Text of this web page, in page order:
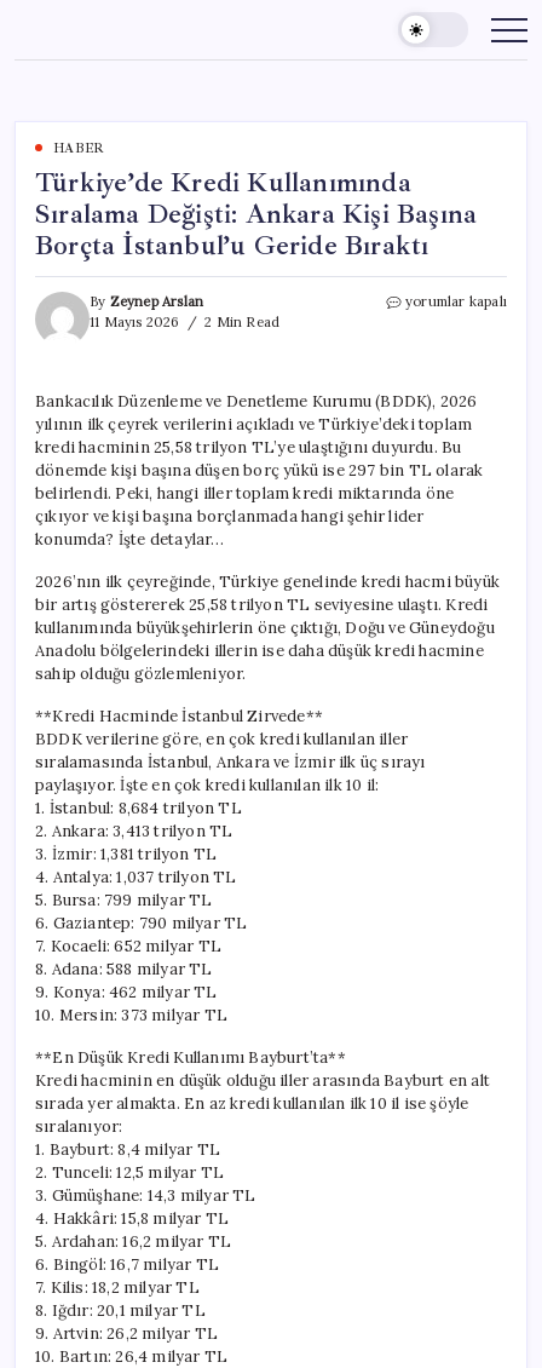
content
HABER
Türkiye’de Kredi Kullanımında
Sıralama Değişti: Ankara Kişi Başına
Borçta İstanbul’u Geride Bıraktı
By Zeynep Arslan
11 Mayıs 2026
2 Min Read
Türkiye’de
Ankara
Kişi
Başına
Borçta
İstanbul’u
Geride
Bıraktı
yorumlar kapalı
Bankacılık Düzenleme ve Denetleme Kurumu (BDDK), 2026
yılının ilk çeyrek verilerini açıkladı ve Türkiye’deki toplam
kredi hacminin 25,58 trilyon TL’ye ulaştığını duyurdu. Bu
dönemde kişi başına düşen borç yükü ise 297 bin TL olarak
belirlendi. Peki, hangi iller toplam kredi miktarında öne
çıkıyor ve kişi başına borçlanmada hangi şehir lider
konumda? İşte detaylar…
2026’nın ilk çeyreğinde, Türkiye genelinde kredi hacmi büyük
bir artış göstererek 25,58 trilyon TL seviyesine ulaştı. Kredi
kullanımında büyükşehirlerin öne çıktığı, Doğu ve Güneydoğu
Anadolu bölgelerindeki illerin ise daha düşük kredi hacmine
sahip olduğu gözlemleniyor.
**Kredi Hacminde İstanbul Zirvede**
BDDK verilerine göre, en çok kredi kullanılan iller
sıralamasında İstanbul, Ankara ve İzmir ilk üç sırayı
paylaşıyor. İşte en çok kredi kullanılan ilk 10 il:
1. İstanbul: 8,684 trilyon TL
2. Ankara: 3,413 trilyon TL
3. İzmir: 1,381 trilyon TL
4. Antalya: 1,037 trilyon TL
5. Bursa: 799 milyar TL
6. Gaziantep: 790 milyar TL
7. Kocaeli: 652 milyar TL
8. Adana: 588 milyar TL
9. Konya: 462 milyar TL
10. Mersin: 373 milyar TL
**En Düşük Kredi Kullanımı Bayburt’ta**
Kredi hacminin en düşük olduğu iller arasında Bayburt en alt
sırada yer almakta. En az kredi kullanılan ilk 10 il ise şöyle
sıralanıyor:
1. Bayburt: 8,4 milyar TL
2. Tunceli: 12,5 milyar TL
3. Gümüşhane: 14,3 milyar TL
4. Hakkâri: 15,8 milyar TL
5. Ardahan: 16,2 milyar TL
6. Bingöl: 16,7 milyar TL
7. Kilis: 18,2 milyar TL
8. Iğdır: 20,1 milyar TL
9. Artvin: 26,2 milyar TL
10. Bartın: 26,4 milyar TL